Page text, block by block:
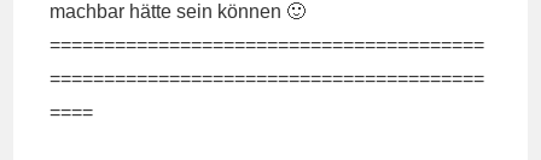
machbar hätte sein können 🙂
========================================
========================================
====